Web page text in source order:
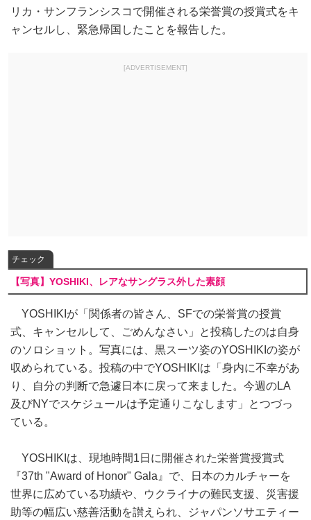
リカ・サンフランシスコで開催される栄誉賞の授賞式をキ
ャンセルし、緊急帰国したことを報告した。
[ADVERTISEMENT]
チェック
【写真】YOSHIKI、レアなサングラス外した素顔
YOSHIKIが「関係者の皆さん、SFでの栄誉賞の授賞
式、キャンセルして、ごめんなさい」と投稿したのは自身
のソロショット。写真には、黒スーツ姿のYOSHIKIの姿が
収められている。投稿の中でYOSHIKIは「身内に不幸があ
り、自分の判断で急遽日本に戻って来ました。今週のLA
及びNYでスケジュールは予定通りこなします」とつづっ
ている。
YOSHIKIは、現地時間1日に開催された栄誉賞授賞式
『37th "Award of Honor" Gala』で、日本のカルチャーを
世界に広めている功績や、ウクライナの難民支援、災害援
助等の幅広い慈善活動を讃えられ、ジャパンソサエティー